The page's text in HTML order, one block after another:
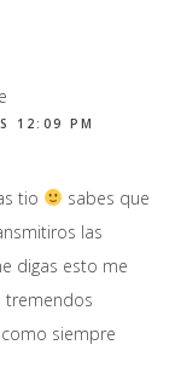
12:09 PM
tio
sabes que
las
digas esto me
tremendos
siempre